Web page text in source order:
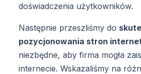
doświadczenia użytkowników.
Następnie przeszliśmy do
pozycjonowania stron
niezbędne, aby firma mogła
internecie. Wskazaliśmy na